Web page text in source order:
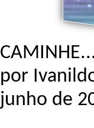
por
junho de